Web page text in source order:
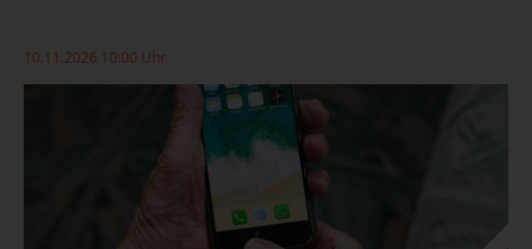
10.11.2026 10:00 Uhr